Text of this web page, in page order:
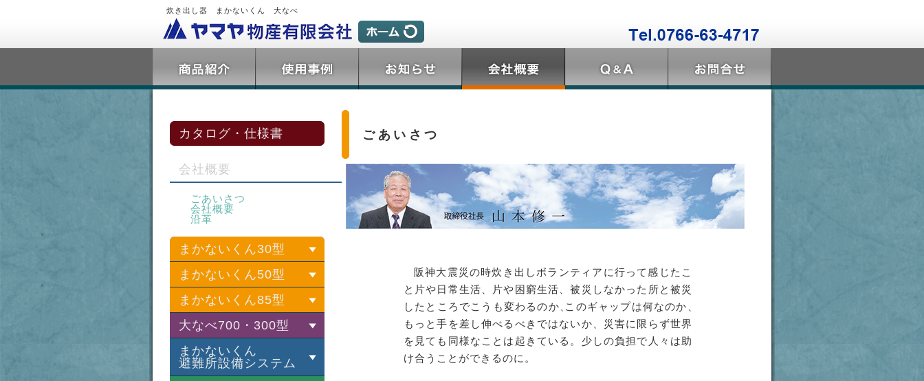
炊き出し器 まかないくん 大なべ
ごあいさつ
阪神大震災の時炊き出しボランティアに行って感じたこ
と片や日常生活、片や困窮生活、被災しなかった所と被災
したところでこうも変わるのか このギャップは何なのか
もっと手を差し伸べるべきではないか、災害に限らず世界
を見ても同様なことは起きている。少しの負担で人々は助
け合うことができるのに。
カタログ・仕様書
会社概要
ごあいさつ
会社概要
沿革
まかないくん30型
基本セット
LPGバーナーセット
灯油バーナーセット
まかないくん50型
基本セット
LPGバーナーセット
灯油バーナーセット
まかないくん85型
基本セット
LPGバーナーセット
灯油バーナーセット
大なべ700・300型
基本セット
LPGバーナーセット
まかないくん
避難所設備システム